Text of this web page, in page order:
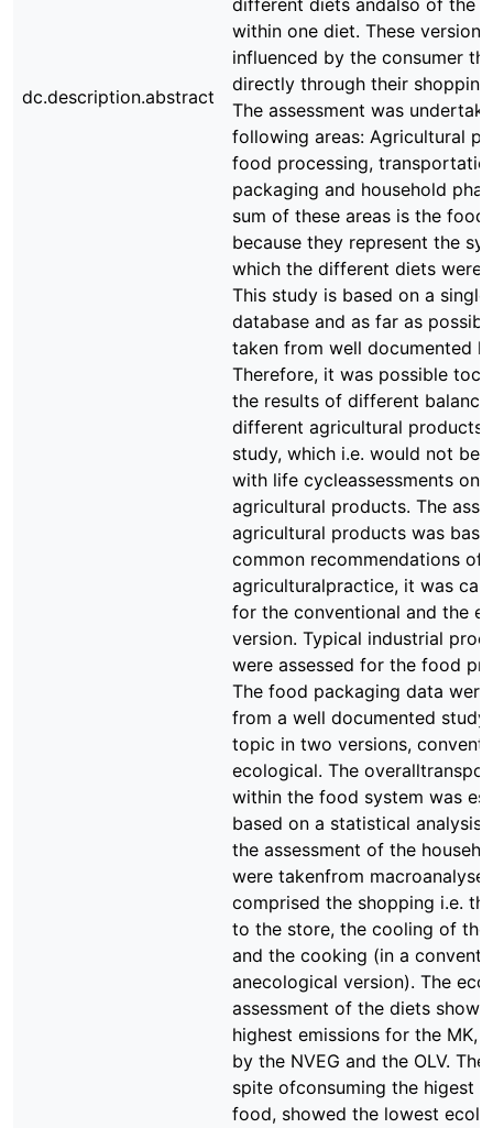
dc.description.abstract
different diets andalso of the
within one diet. These
influenced by the consumer
directly through their
The assessment was
following areas: Agricultural
food processing,
packaging and household
sum of these areas is the
because they represent the
which the different diets were
This study is based on a
database and as far as
taken from well documented
Therefore, it was possible
the results of different
different agricultural products
study, which i.e. would not be
with life cycleassessments on
agricultural products. The
agricultural products was
common recommendations of
agriculturalpractice, it was
for the conventional and the
version. Typical industrial
were assessed for the food
The food packaging data
from a well documented study
topic in two versions,
ecological. The
within the food system was
based on a statistical
the assessment of the
were takenfrom
comprised the shopping i.e.
to the store, the cooling of
and the cooking (in a
anecological version). The
assessment of the diets
highest emissions for the MK,
by the NVEG and the OLV. The
spite ofconsuming the higest
food, showed the lowest